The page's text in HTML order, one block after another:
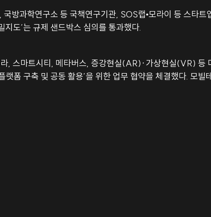
방과학연구소 등 국책연구기관, SOS랩•모라이 등 스타
, 스마트시티, 메타버스, 증강현실(AR)∙가상현실(VR) 등
폼 구축 및 공동 활용’을 위한 업무 협약을 체결했다. 모